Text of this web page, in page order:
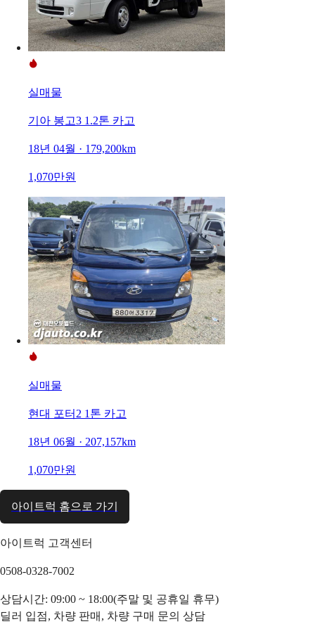
실매물
기아 봉고3 1.2톤 카고
18년 04월 · 179,200km
1,070만원
실매물
현대 포터2 1톤 카고
18년 06월 · 207,157km
1,070만원
아이트럭 홈으로 가기
아이트럭 고객센터
0508-0328-7002
상담시간: 09:00 ~ 18:00(주말 및 공휴일 휴무)
딜러 입점, 차량 판매, 차량 구매 문의 상담